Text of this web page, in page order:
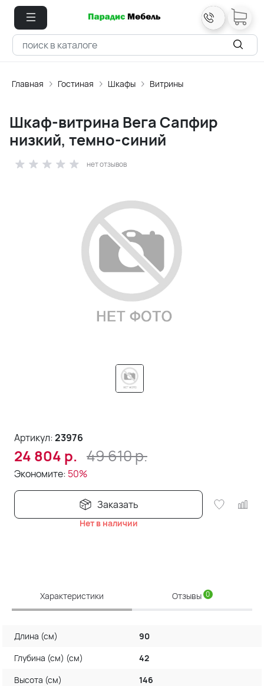
Главная Гостиная Шкафы Витрины
Шкаф-витрина Вега Сапфир
низкий, темно-синий
нет отзывов
Артикул:23976
24 804 р. 49 610р.
Экономите: 50%
Заказать
Нет в наличии
Характеристики Отзывы 0
Длина (см)
90
Глубина (см) (см)
42
Высота (см)
146